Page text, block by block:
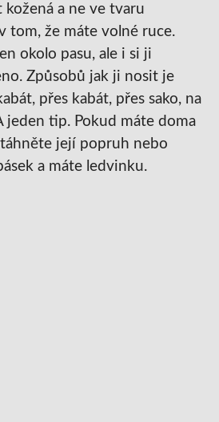
kožená a ne ve tvaru
tom, že máte volné ruce.
okolo pasu, ale i si ji
Způsobů jak ji nosit je
přes kabát, přes sako, na
jeden tip. Pokud máte doma
její popruh nebo
a máte ledvinku.